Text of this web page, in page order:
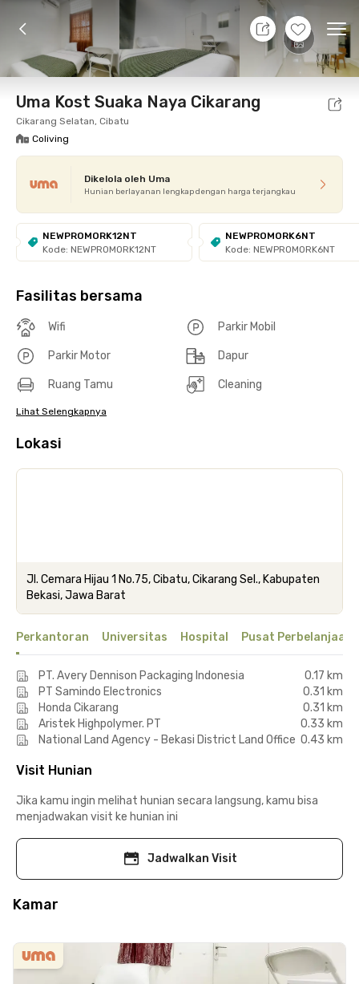
+13
Foto Fasilitas bersama Promo cUma-cUma
Uma Kost Suaka Naya Cikarang
Cikarang Selatan, Cibatu
Coliving
Dikelola oleh Uma
Hunian berlayanan lengkap dengan harga terjangkau
NEWPROMORK12NT
Kode: NEWPROMORK12NT
NEWPROMORK6NT
Kode: NEWPROMORK6NT
Fasilitas bersama
Wifi Parkir Mobil
Parkir Motor Dapur
Ruang Tamu Cleaning
Lihat Selengkapnya
Lokasi
Jl. Cemara Hijau 1 No.75, Cibatu, Cikarang Sel., Kabupaten
Bekasi, Jawa Barat
Perkantoran Universitas Hospital Pusat Perbelanjaan
PT. Avery Dennison Packaging Indonesia
0.17 km
PT Samindo Electronics
0.31 km
Honda Cikarang
0.31 km
Aristek Highpolymer. PT
0.33 km
National Land Agency - Bekasi District Land Office 0.43 km
Visit Hunian
Jika kamu ingin melihat hunian secara langsung, kamu bisa
menjadwakan visit ke hunian ini
Jadwalkan Visit
Kamar